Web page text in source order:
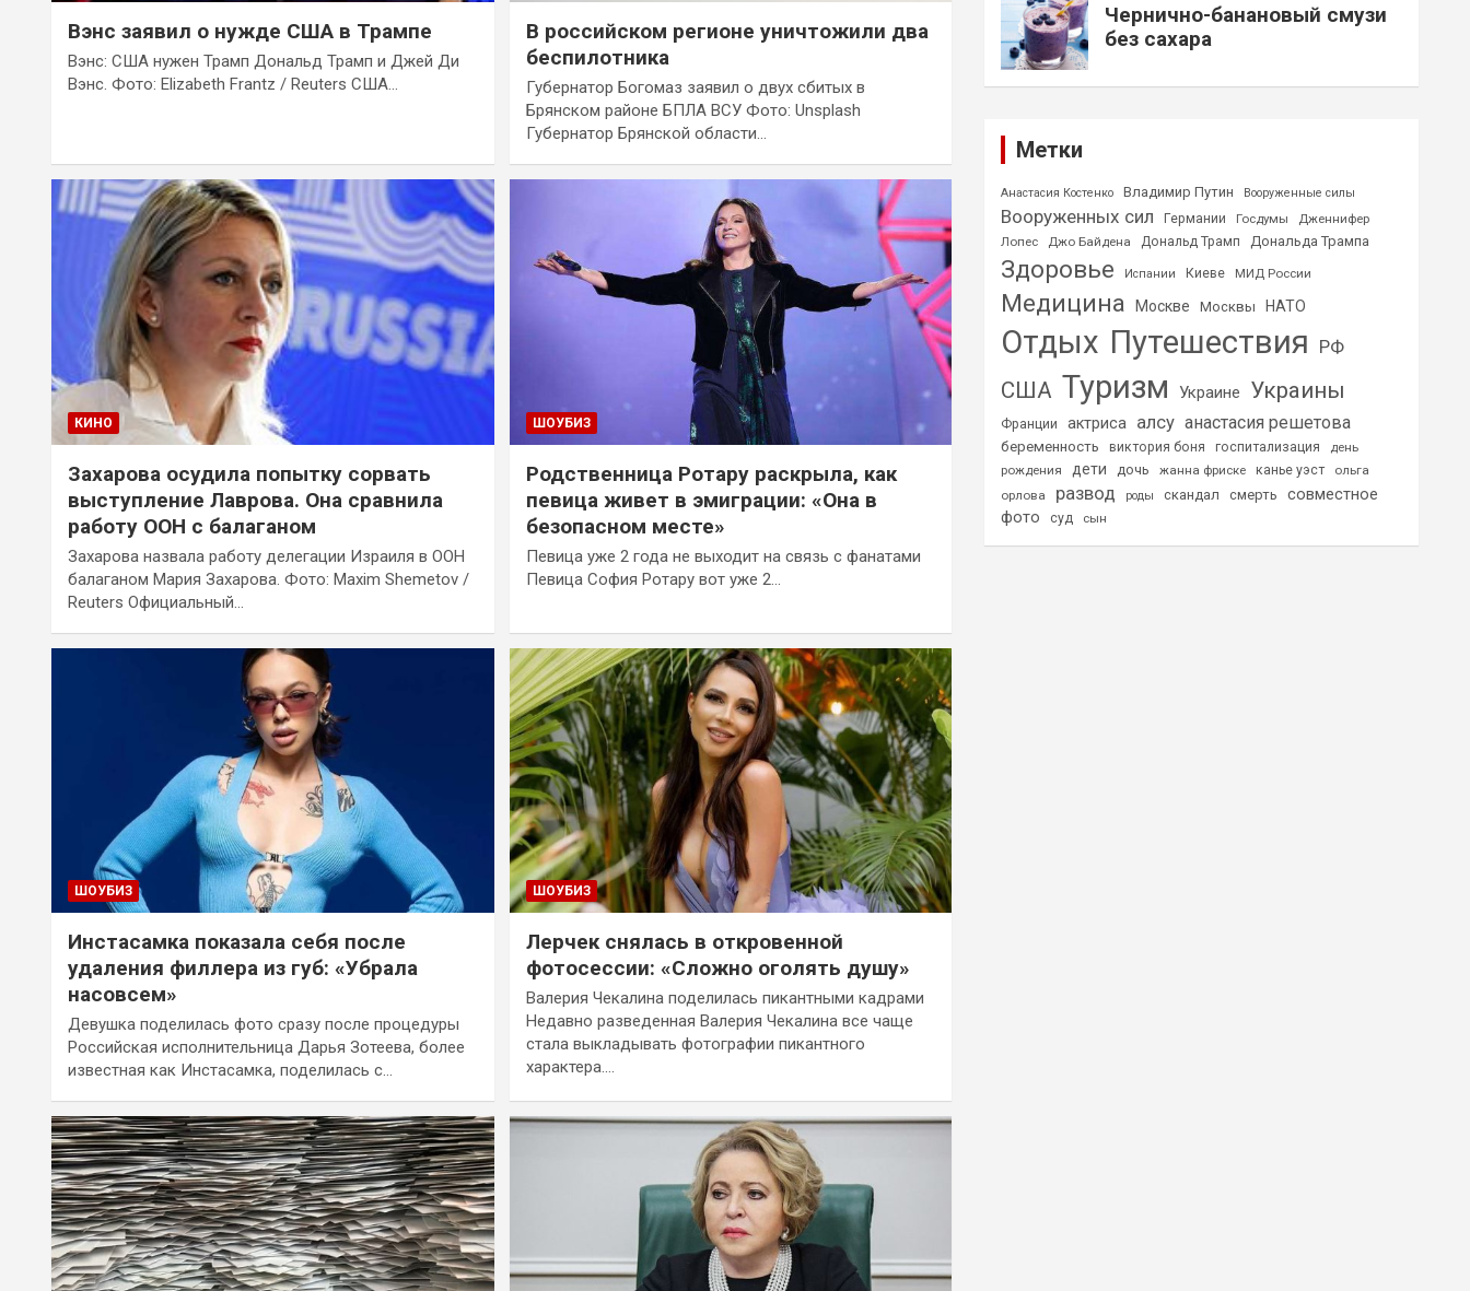
Вэнс заявил о нужде США в Трампе
Вэнс: США нужен Трамп Дональд Трамп и Джей Ди
Вэнс. Фото: Elizabeth Frantz / Reuters США…
В российском регионе уничтожили два
беспилотника
Губернатор Богомаз заявил о двух сбитых в
Брянском районе БПЛА ВСУ Фото: Unsplash
Губернатор Брянской области…
КИНО
Захарова осудила попытку сорвать
выступление Лаврова. Она сравнила
работу ООН с балаганом
Захарова назвала работу делегации Израиля в ООН
балаганом Мария Захарова. Фото: Maxim Shemetov /
Reuters Официальный…
ШОУБИЗ
Родственница Ротару раскрыла, как
певица живет в эмиграции: «Она в
безопасном месте»
Певица уже 2 года не выходит на связь с фанатами
Певица София Ротару вот уже 2…
ШОУБИЗ
Инстасамка показала себя после
удаления филлера из губ: «Убрала
насовсем»
Девушка поделилась фото сразу после процедуры
Российская исполнительница Дарья Зотеева, более
известная как Инстасамка, поделилась с…
ШОУБИЗ
Лерчек снялась в откровенной
фотосессии: «Сложно оголять душу»
Валерия Чекалина поделилась пикантными кадрами
Недавно разведенная Валерия Чекалина все чаще
стала выкладывать фотографии пикантного
характера.…
Чернично-банановый смузи
без сахара
Метки
Анастасия Костенко Владимир Путин Вооруженные силы
Вооруженных сил Германии Госдумы
Дженнифер
Лопес
Джо Байдена Дональд Трамп Дональда Трампа
Здоровье Испании Киеве МИД России
Медицина Москве Москвы НАТО
Отдых Путешествия РФ
США Туризм Украине Украины
Франции актриса алсу анастасия решетова
беременность виктория боня госпитализация
день
рождения
дети дочь жанна фриске канье уэст
ольга
орлова
развод роды скандал смерть
совместное
фото
суд сын